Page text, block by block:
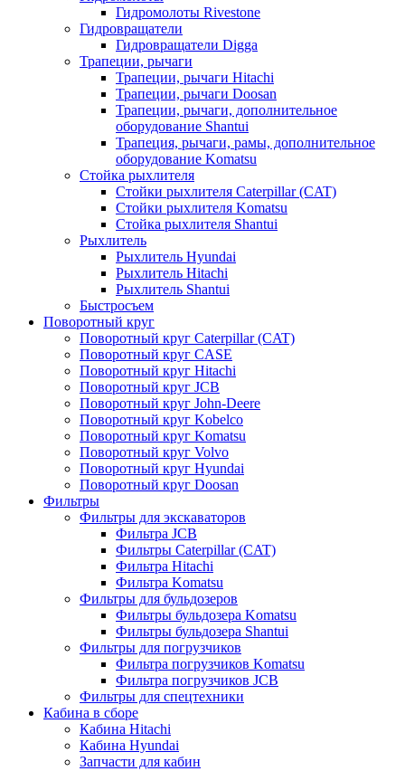
Гидромолоты Rivestone
Гидровращатели
Гидровращатели Digga
Трапеции, рычаги
Трапеции, рычаги Hitachi
Трапеции, рычаги Doosan
Трапеции, рычаги, дополнительное
оборудование Shantui
Трапеция, рычаги, рамы, дополнительное
оборудование Komatsu
Стойка рыхлителя
Стойки рыхлителя Caterpillar (CAT)
Стойки рыхлителя Komatsu
Стойка рыхлителя Shantui
Рыхлитель
Рыхлитель Hyundai
Рыхлитель Hitachi
Рыхлитель Shantui
Быстросъем
Поворотный круг
Поворотный круг Caterpillar (CAT)
Поворотный круг CASE
Поворотный круг Hitachi
Поворотный круг JCB
Поворотный круг John-Deere
Поворотный круг Kobelco
Поворотный круг Komatsu
Поворотный круг Volvo
Поворотный круг Hyundai
Поворотный круг Doosan
Фильтры
Фильтры для экскаваторов
Фильтра JCB
Фильтры Caterpillar (CAT)
Фильтра Hitachi
Фильтра Komatsu
Фильтры для бульдозеров
Фильтры бульдозера Komatsu
Фильтры бульдозера Shantui
Фильтры для погрузчиков
Фильтра погрузчиков Komatsu
Фильтра погрузчиков JCB
Фильтры для спецтехники
Кабина в сборе
Кабина Hitachi
Кабина Hyundai
Запчасти для кабин